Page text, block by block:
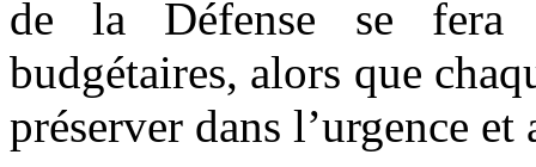
de la Défense se fera
budgétaires, alors que
préserver dans l’urgence